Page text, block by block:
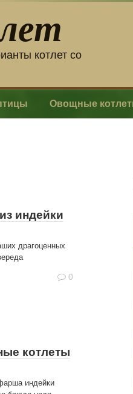
котлет со
Овощные
индейки
драгоценных
0
котлеты
индейки